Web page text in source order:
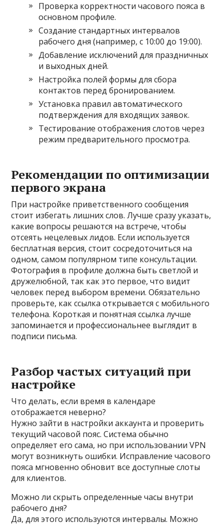
Проверка корректности часового пояса в
основном профиле.
Создание стандартных интервалов
рабочего дня (например, с 10:00 до 19:00).
Добавление исключений для праздничных
и выходных дней.
Настройка полей формы для сбора
контактов перед бронированием.
Установка правил автоматического
подтверждения для входящих заявок.
Тестирование отображения слотов через
режим предварительного просмотра.
Рекомендации по оптимизации
первого экрана
При настройке приветственного сообщения
стоит избегать лишних слов. Лучше сразу указать,
какие вопросы решаются на встрече, чтобы
отсеять нецелевых лидов. Если используется
бесплатная версия, стоит сосредоточиться на
одном, самом популярном типе консультации.
Фотография в профиле должна быть светлой и
дружелюбной, так как это первое, что видит
человек перед выбором времени. Обязательно
проверьте, как ссылка открывается с мобильного
телефона. Короткая и понятная ссылка лучше
запоминается и профессиональнее выглядит в
подписи письма.
Разбор частых ситуаций при
настройке
Что делать, если время в календаре
отображается неверно?
Нужно зайти в настройки аккаунта и проверить
текущий часовой пояс. Система обычно
определяет его сама, но при использовании VPN
могут возникнуть ошибки. Исправление часового
пояса мгновенно обновит все доступные слоты
для клиентов.
Можно ли скрыть определенные часы внутри
рабочего дня?
Да, для этого используются интервалы. Можно